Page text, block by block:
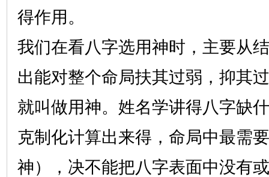
得作用。
我们在看八字选用神时，主要从
出能对整个命局扶其过弱，抑其
就叫做用神。姓名学讲得八字缺
克制化计算出来得，命局中最需
神），决不能把八字表面中没有